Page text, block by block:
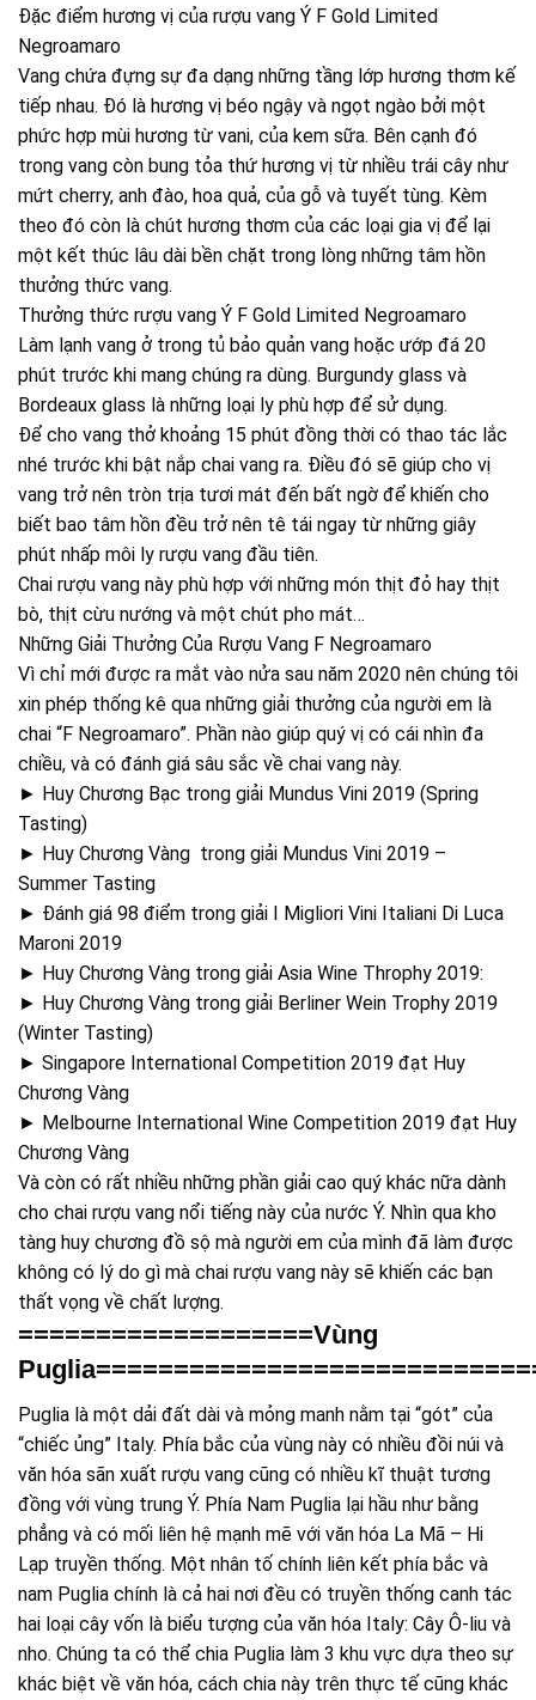
Đặc điểm hương vị của rượu vang Ý F Gold Limited
Negroamaro
Vang chứa đựng sự đa dạng những tầng lớp hương thơm kế
tiếp nhau. Đó là hương vị béo ngậy và ngọt ngào bởi một
phức hợp mùi hương từ vani, của kem sữa. Bên cạnh đó
trong vang còn bung tỏa thứ hương vị từ nhiều trái cây như
mứt cherry, anh đào, hoa quả, của gỗ và tuyết tùng. Kèm
theo đó còn là chút hương thơm của các loại gia vị để lại
một kết thúc lâu dài bền chặt trong lòng những tâm hồn
thưởng thức vang.
Thưởng thức rượu vang Ý F Gold Limited Negroamaro
Làm lạnh vang ở trong tủ bảo quản vang hoặc ướp đá 20
phút trước khi mang chúng ra dùng. Burgundy glass và
Bordeaux glass là những loại ly phù hợp để sử dụng.
Để cho vang thở khoảng 15 phút đồng thời có thao tác lắc
nhé trước khi bật nắp chai vang ra. Điều đó sẽ giúp cho vị
vang trở nên tròn trịa tươi mát đến bất ngờ để khiến cho
biết bao tâm hồn đều trở nên tê tái ngay từ những giây
phút nhấp môi ly rượu vang đầu tiên.
Chai rượu vang này phù hợp với những món thịt đỏ hay thịt
bò, thịt cừu nướng và một chút pho mát…
Những Giải Thưởng Của Rượu Vang F Negroamaro
Vì chỉ mới được ra mắt vào nửa sau năm 2020 nên chúng tôi
xin phép thống kê qua những giải thưởng của người em là
chai “F Negroamaro”. Phần nào giúp quý vị có cái nhìn đa
chiều, và có đánh giá sâu sắc về chai vang này.
► Huy Chương Bạc trong giải Mundus Vini 2019 (Spring
Tasting)
► Huy Chương Vàng trong giải Mundus Vini 2019 –
Summer Tasting
► Đánh giá 98 điểm trong giải I Migliori Vini Italiani Di Luca
Maroni 2019
► Huy Chương Vàng trong giải Asia Wine Throphy 2019:
► Huy Chương Vàng trong giải Berliner Wein Trophy 2019
(Winter Tasting)
► Singapore International Competition 2019 đạt Huy
Chương Vàng
► Melbourne International Wine Competition 2019 đạt Huy
Chương Vàng
Và còn có rất nhiều những phần giải cao quý khác nữa dành
cho chai rượu vang nổi tiếng này của nước Ý. Nhìn qua kho
tàng huy chương đồ sộ mà người em của mình đã làm được
không có lý do gì mà chai rượu vang này sẽ khiến các bạn
thất vọng về chất lượng.
===================Vùng
Puglia là một dải đất dài và mỏng manh nằm tại “gót” của
“chiếc ủng” Italy. Phía bắc của vùng này có nhiều đồi núi và
văn hóa sãn xuất rượu vang cũng có nhiều kĩ thuật tương
đồng với vùng trung Ý. Phía Nam Puglia lại hầu như bằng
phẳng và có mối liên hệ mạnh mẽ với văn hóa La Mã – Hi
Lạp truyền thống. Một nhân tố chính liên kết phía bắc và
nam Puglia chính là cả hai nơi đều có truyền thống canh tác
hai loại cây vốn là biểu tượng của văn hóa Italy: Cây Ô-liu và
nho. Chúng ta có thể chia Puglia làm 3 khu vực dựa theo sự
khác biệt về văn hóa, cách chia này trên thực tế cũng khác